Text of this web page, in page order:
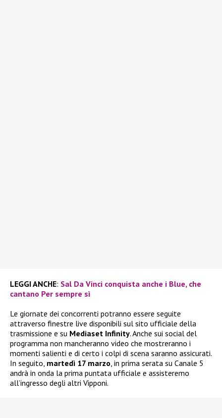
LEGGI ANCHE: Sal Da Vinci conquista anche i Blue, che
cantano Per sempre sì
Le giornate dei concorrenti potranno essere seguite
attraverso finestre live disponibili sul sito ufficiale della
trasmissione e su Mediaset Infinity. Anche sui social del
programma non mancheranno video che mostreranno i
momenti salienti e di certo i colpi di scena saranno assicurati.
In seguito, martedì 17 marzo, in prima serata su Canale 5
andrà in onda la prima puntata ufficiale e assisteremo
all’ingresso degli altri Vipponi.